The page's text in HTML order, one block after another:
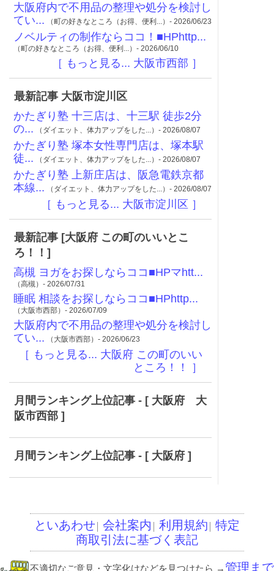
大阪府内で不用品の整理や処分を検討し
てい... （町の好きなところ（お得、便利...）- 2026/06/23
ノベルティの制作ならココ！■HPhttp...
（町の好きなところ（お得、便利...）- 2026/06/10
［ もっと見る... 大阪市西部 ］
最新記事 大阪市淀川区
かたぎり塾 十三店は、十三駅 徒歩2分
の... （ダイエット、体力アップをした...）- 2026/08/07
かたぎり塾 塚本女性専門店は、塚本駅
徒... （ダイエット、体力アップをした...）- 2026/08/07
かたぎり塾 上新庄店は、阪急電鉄京都
本線... （ダイエット、体力アップをした...）- 2026/08/07
［ もっと見る... 大阪市淀川区 ］
最新記事 [大阪府 この町のいいとこ
ろ！！]
高槻 ヨガをお探しならココ■HPマhtt...
（高槻）- 2026/07/31
睡眠 相談をお探しならココ■HPhttp...
（大阪市西部）- 2026/07/09
大阪府内で不用品の整理や処分を検討し
てい... （大阪市西部）- 2026/06/23
［ もっと見る... 大阪府 この町のいい
ところ！！ ］
月間ランキング上位記事 - [ 大阪府 大
阪市西部 ]
月間ランキング上位記事 - [ 大阪府 ]
といあわせ 会社案内 利用規約 特定
商取引法に基づく表記
不適切なご意見・文字化けなどを見つけたら →管理まで